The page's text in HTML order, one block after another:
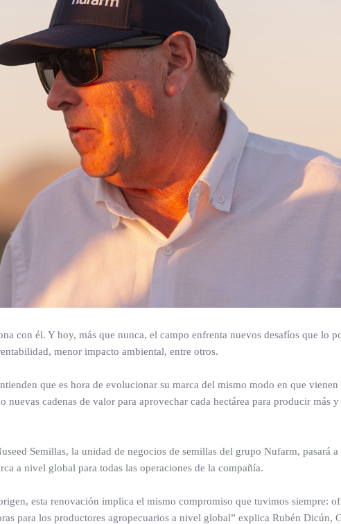
con él. Y hoy, más que nunca, el campo enfrenta nuevos desafíos que lo
menor impacto ambiental, entre otros.
que es hora de evolucionar su marca del mismo modo en que
nuevas cadenas de valor para aprovechar cada hectárea para producir más
Semillas, la unidad de negocios de semillas del grupo Nufarm, pasará
a nivel global para todas las operaciones de la compañía.
esta renovación implica el mismo compromiso que tuvimos siempre:
para los productores agropecuarios a nivel global” explica Rubén Dicún,